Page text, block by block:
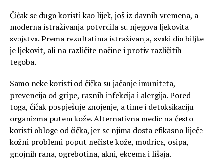
Čičak se dugo koristi kao lijek, još iz davnih vremena, a
moderna istraživanja potvrdila su njegova ljekovita
svojstva. Prema rezultatima istraživanja, svaki dio biljke
je ljekovit, ali na različite načine i protiv različitih
tegoba.
Samo neke koristi od čička su jačanje imuniteta,
prevencija od gripe, raznih infekcija i alergija. Pored
toga, čičak pospješuje znojenje, a time i detoksikaciju
organizma putem kože. Alternativna medicina često
koristi obloge od čička, jer se njima dosta efikasno liječe
kožni problemi poput nečiste kože, modrica, osipa,
gnojnih rana, ogrebotina, akni, ekcema i lišaja.